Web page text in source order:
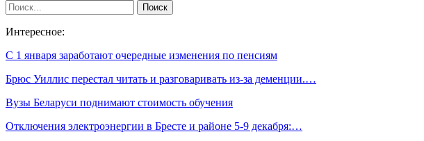
Интересное:
С 1 января заработают очередные изменения по пенсиям
Брюс Уиллис перестал читать и разговаривать из-за деменции.…
Вузы Беларуси поднимают стоимость обучения
Отключения электроэнергии в Бресте и районе 5-9 декабря:…